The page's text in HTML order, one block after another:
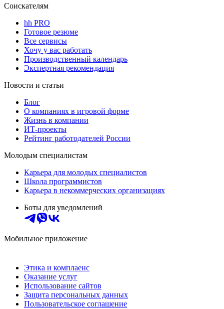
Соискателям
hh PRO
Готовое резюме
Все сервисы
Хочу у вас работать
Производственный календарь
Экспертная рекомендация
Новости и статьи
Блог
О компаниях в игровой форме
Жизнь в компании
ИТ-проекты
Рейтинг работодателей России
Молодым специалистам
Карьера для молодых специалистов
Школа программистов
Карьера в некоммерческих организациях
Боты для уведомлений
Мобильное приложение
Этика и комплаенс
Оказание услуг
Использование сайтов
Защита персональных данных
Пользовательское соглашение